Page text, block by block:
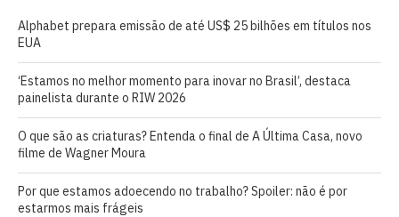
Alphabet prepara emissão de até US$ 25 bilhões em títulos nos
EUA
‘Estamos no melhor momento para inovar no Brasil’, destaca
painelista durante o RIW 2026
O que são as criaturas? Entenda o final de A Última Casa, novo
filme de Wagner Moura
Por que estamos adoecendo no trabalho? Spoiler: não é por
estarmos mais frágeis